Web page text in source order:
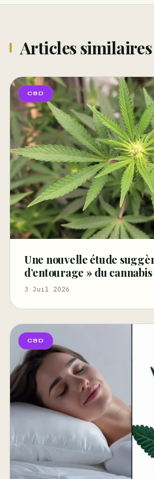
Articles similaires
CBD
Une nouvelle étude
d’entourage » du
des terpènes et des
3 Juil 2026
CBD